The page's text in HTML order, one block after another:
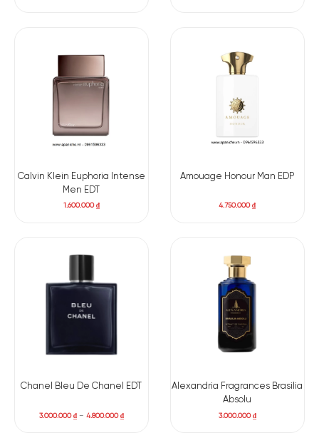
Calvin Klein Euphoria Intense
Men EDT
1.600.000₫
Amouage Honour Man EDP
4.750.000₫
Chanel Bleu De Chanel EDT
3.000.000₫– 4.800.000₫
Alexandria Fragrances Brasilia
Absolu
3.000.000₫